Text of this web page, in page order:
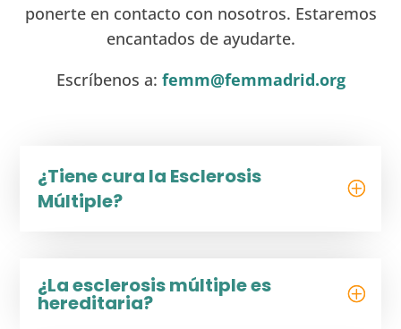
ponerte en contacto con nosotros. Estaremos
encantados de ayudarte.
Escríbenos a: femm@femmadrid.org
¿Tiene cura la Esclerosis
Múltiple?
¿La esclerosis múltiple es
hereditaria?